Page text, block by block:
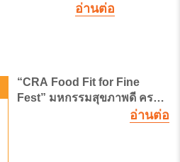
อ่านต่อ
“CRA Food Fit for Fine
Fest” มหกรรมสุขภาพดี ครบ
รอบ 15 ปี โรงพยาบาลจุฬาภ
อ่านต่อ